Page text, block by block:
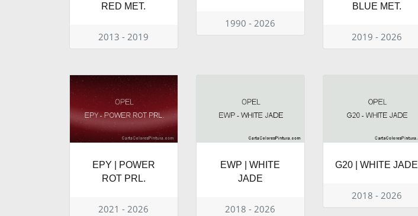
RED MET.
2013 - 2019
1990 - 2026
BLUE MET.
2019 - 2026
EPY | POWER
ROT PRL.
2021 - 2026
EWP | WHITE
JADE
2018 - 2026
G20 | WHITE JADE
2018 - 2026